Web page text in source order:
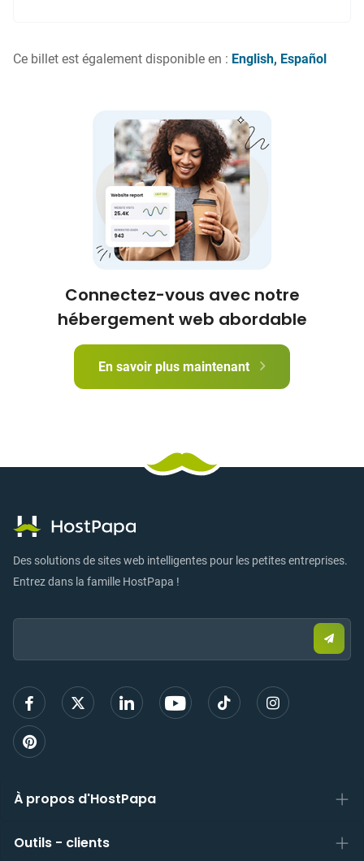
Ce billet est également disponible en : English Español
Connectez-vous avec notre
hébergement web abordable
En savoir plus maintenant
Des solutions de sites web intelligentes pour les petites entreprises.
Entrez dans la famille HostPapa !
Email:
un
mail
À propos d'HostPapa
Outils - clients